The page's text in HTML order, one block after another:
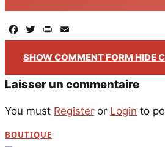
Facebook
TwitterPrintFriendly
SHOW COMMENT FORM HIDE
Laisser un commentaire
You must Register or Login to
BOUTIQUE